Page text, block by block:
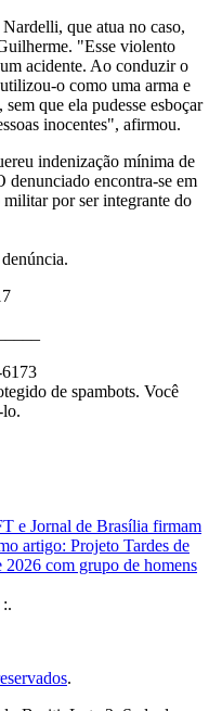
que atua no caso,
"Esse violento
acidente. Ao conduzir o
o como uma arma e
que ela pudesse esboçar
inocentes", afirmou.
indenização mínima de
denunciado encontra-se em
por ser integrante do
de spambots. Você
lo.
e Jornal de Brasília firmam
artigo: Projeto Tardes de
com grupo de homens
:.
.